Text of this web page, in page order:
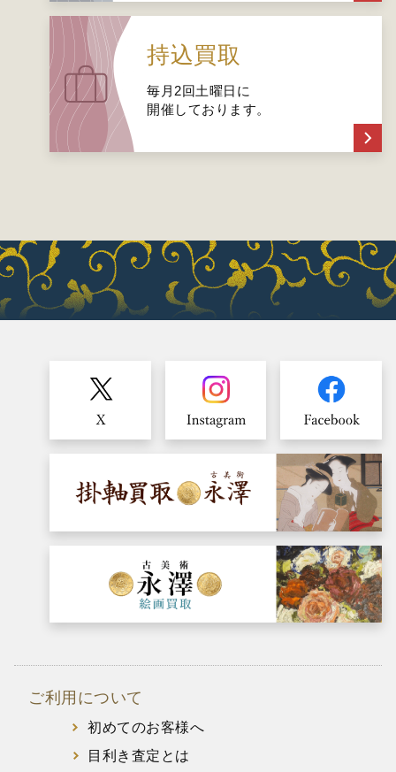
持込買取
毎月2回土曜日に
開催しております。
ご利用について
初めてのお客様へ
目利き査定とは